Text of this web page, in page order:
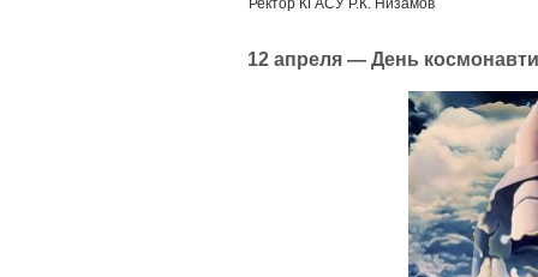
Ректор КГАСУ Р.К. Низамов
12 апреля — День